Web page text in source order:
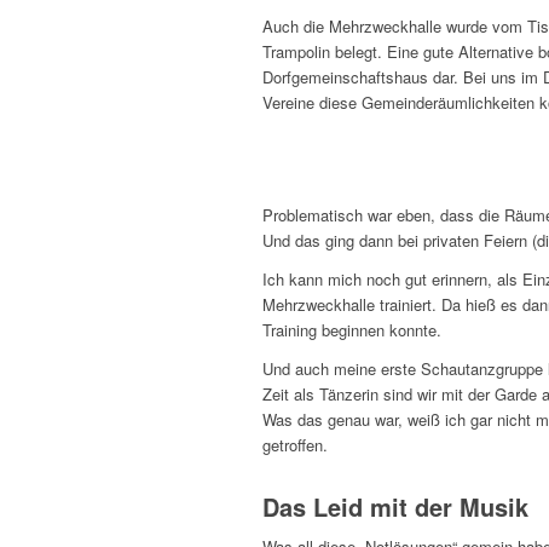
Auch die Mehrzweckhalle wurde vom
Trampolin belegt. Eine gute Alternative
Dorfgemeinschaftshaus dar. Bei uns im
Vereine diese Gemeinderäumlichkeiten
Problematisch war eben, dass die
Und das ging dann bei privaten Feiern
Ich kann mich noch gut erinnern, als
Mehrzweckhalle trainiert. Da hieß es
Training beginnen konnte.
Und auch meine erste
Zeit als Tänzerin sind wir mit der Garde
Was das genau war, weiß ich gar nicht
getroffen.
Das Leid mit der Musik